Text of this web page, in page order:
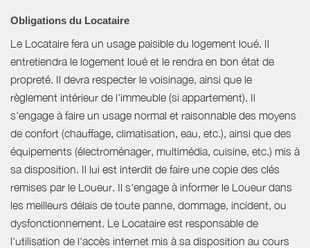
Obligations du Locataire
Le Locataire fera un usage paisible du logement loué. Il
entretiendra le logement loué et le rendra en bon état de
propreté. Il devra respecter le voisinage, ainsi que le
règlement intérieur de l'immeuble (si appartement). Il
s'engage à faire un usage normal et raisonnable des moyens
de confort (chauffage, climatisation, eau, etc.), ainsi que des
équipements (électroménager, multimédia, cuisine, etc.) mis à
sa disposition. Il lui est interdit de faire une copie des clés
remises par le Loueur. Il s'engage à informer le Loueur dans
les meilleurs délais de toute panne, dommage, incident, ou
dysfonctionnement. Le Locataire est responsable de
l'utilisation de l'accès internet mis à sa disposition au cours